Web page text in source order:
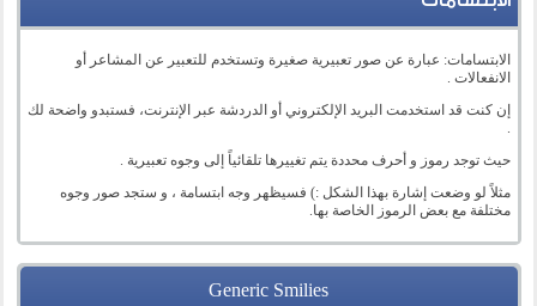
الابتسامات: عبارة عن صور تعبيرية صغيرة وتستخدم للتعبير عن المشاعر أو
الانفعالات .
إن كنت قد استخدمت البريد الإلكتروني أو الدردشة عبر الإنترنت، فستبدو واضحة لك
.
حيث توجد رموز و أحرف محددة يتم تغييرها تلقائياً إلى وجوه تعبيرية .
مثلاً لو وضعت إشارة بهذا الشكل :) فسيظهر وجه ابتسامة ، و ستجد صور وجوه
مختلفة مع بعض الرموز الخاصة بها.
Generic Smilies